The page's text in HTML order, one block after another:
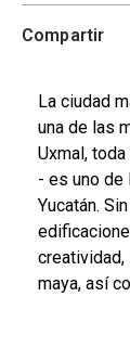
Compartir
La ciudad
una de las
Uxmal,
- es uno
Yucatán.
creatividad,
maya, así